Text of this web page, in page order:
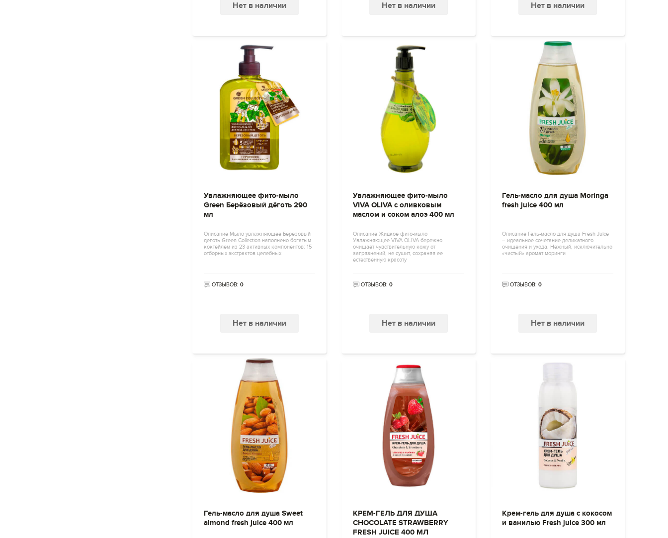
Нет в наличии Нет в наличии Нет в наличии
Увлажняющее фито-мыло
Green Берёзовый дёготь 290
мл
Описание Мыло увлажняющее Березовый
деготь Green Collection наполнено богатым
коктейлем из 23 активных компонентов: 15
отборных экстрактов целебных
ОТЗЫВОВ: 0
Нет в наличии
Увлажняющее фито-мыло
VIVA OLIVA с оливковым
маслом и соком алоэ 400 мл
Описание Жидкое фито-мыло
Увлажняющее VIVA OLIVA бережно
очищает чувствительную кожу от
загрязнений, не сушит, сохраняя ее
естественную красоту
ОТЗЫВОВ: 0
Нет в наличии
Гель-масло для душа Moringa
fresh juice 400 мл
Описание Гель-масло для душа Fresh Juice
– идеальное сочетание деликатного
очищения и ухода. Нежный, исключительно
«чистый» аромат моринги
ОТЗЫВОВ: 0
Нет в наличии
Гель-масло для душа Sweet
almond fresh juice 400 мл
КРЕМ-ГЕЛЬ ДЛЯ ДУША
CHOCOLATE STRAWBERRY
FRESH JUICE 400 МЛ
Крем-гель для душа с кокосом
и ванилью Fresh juice 300 мл